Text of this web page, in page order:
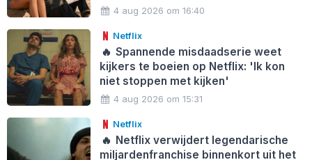
4 aug 2026 om 16:40
Netflix
🔥 Spannende misdaadserie weet
kijkers te boeien op Netflix: 'Ik kon
niet stoppen met kijken'
4 aug 2026 om 15:31
Netflix
🔥 Netflix verwijdert legendarische
miljardenfranchise binnenkort uit het